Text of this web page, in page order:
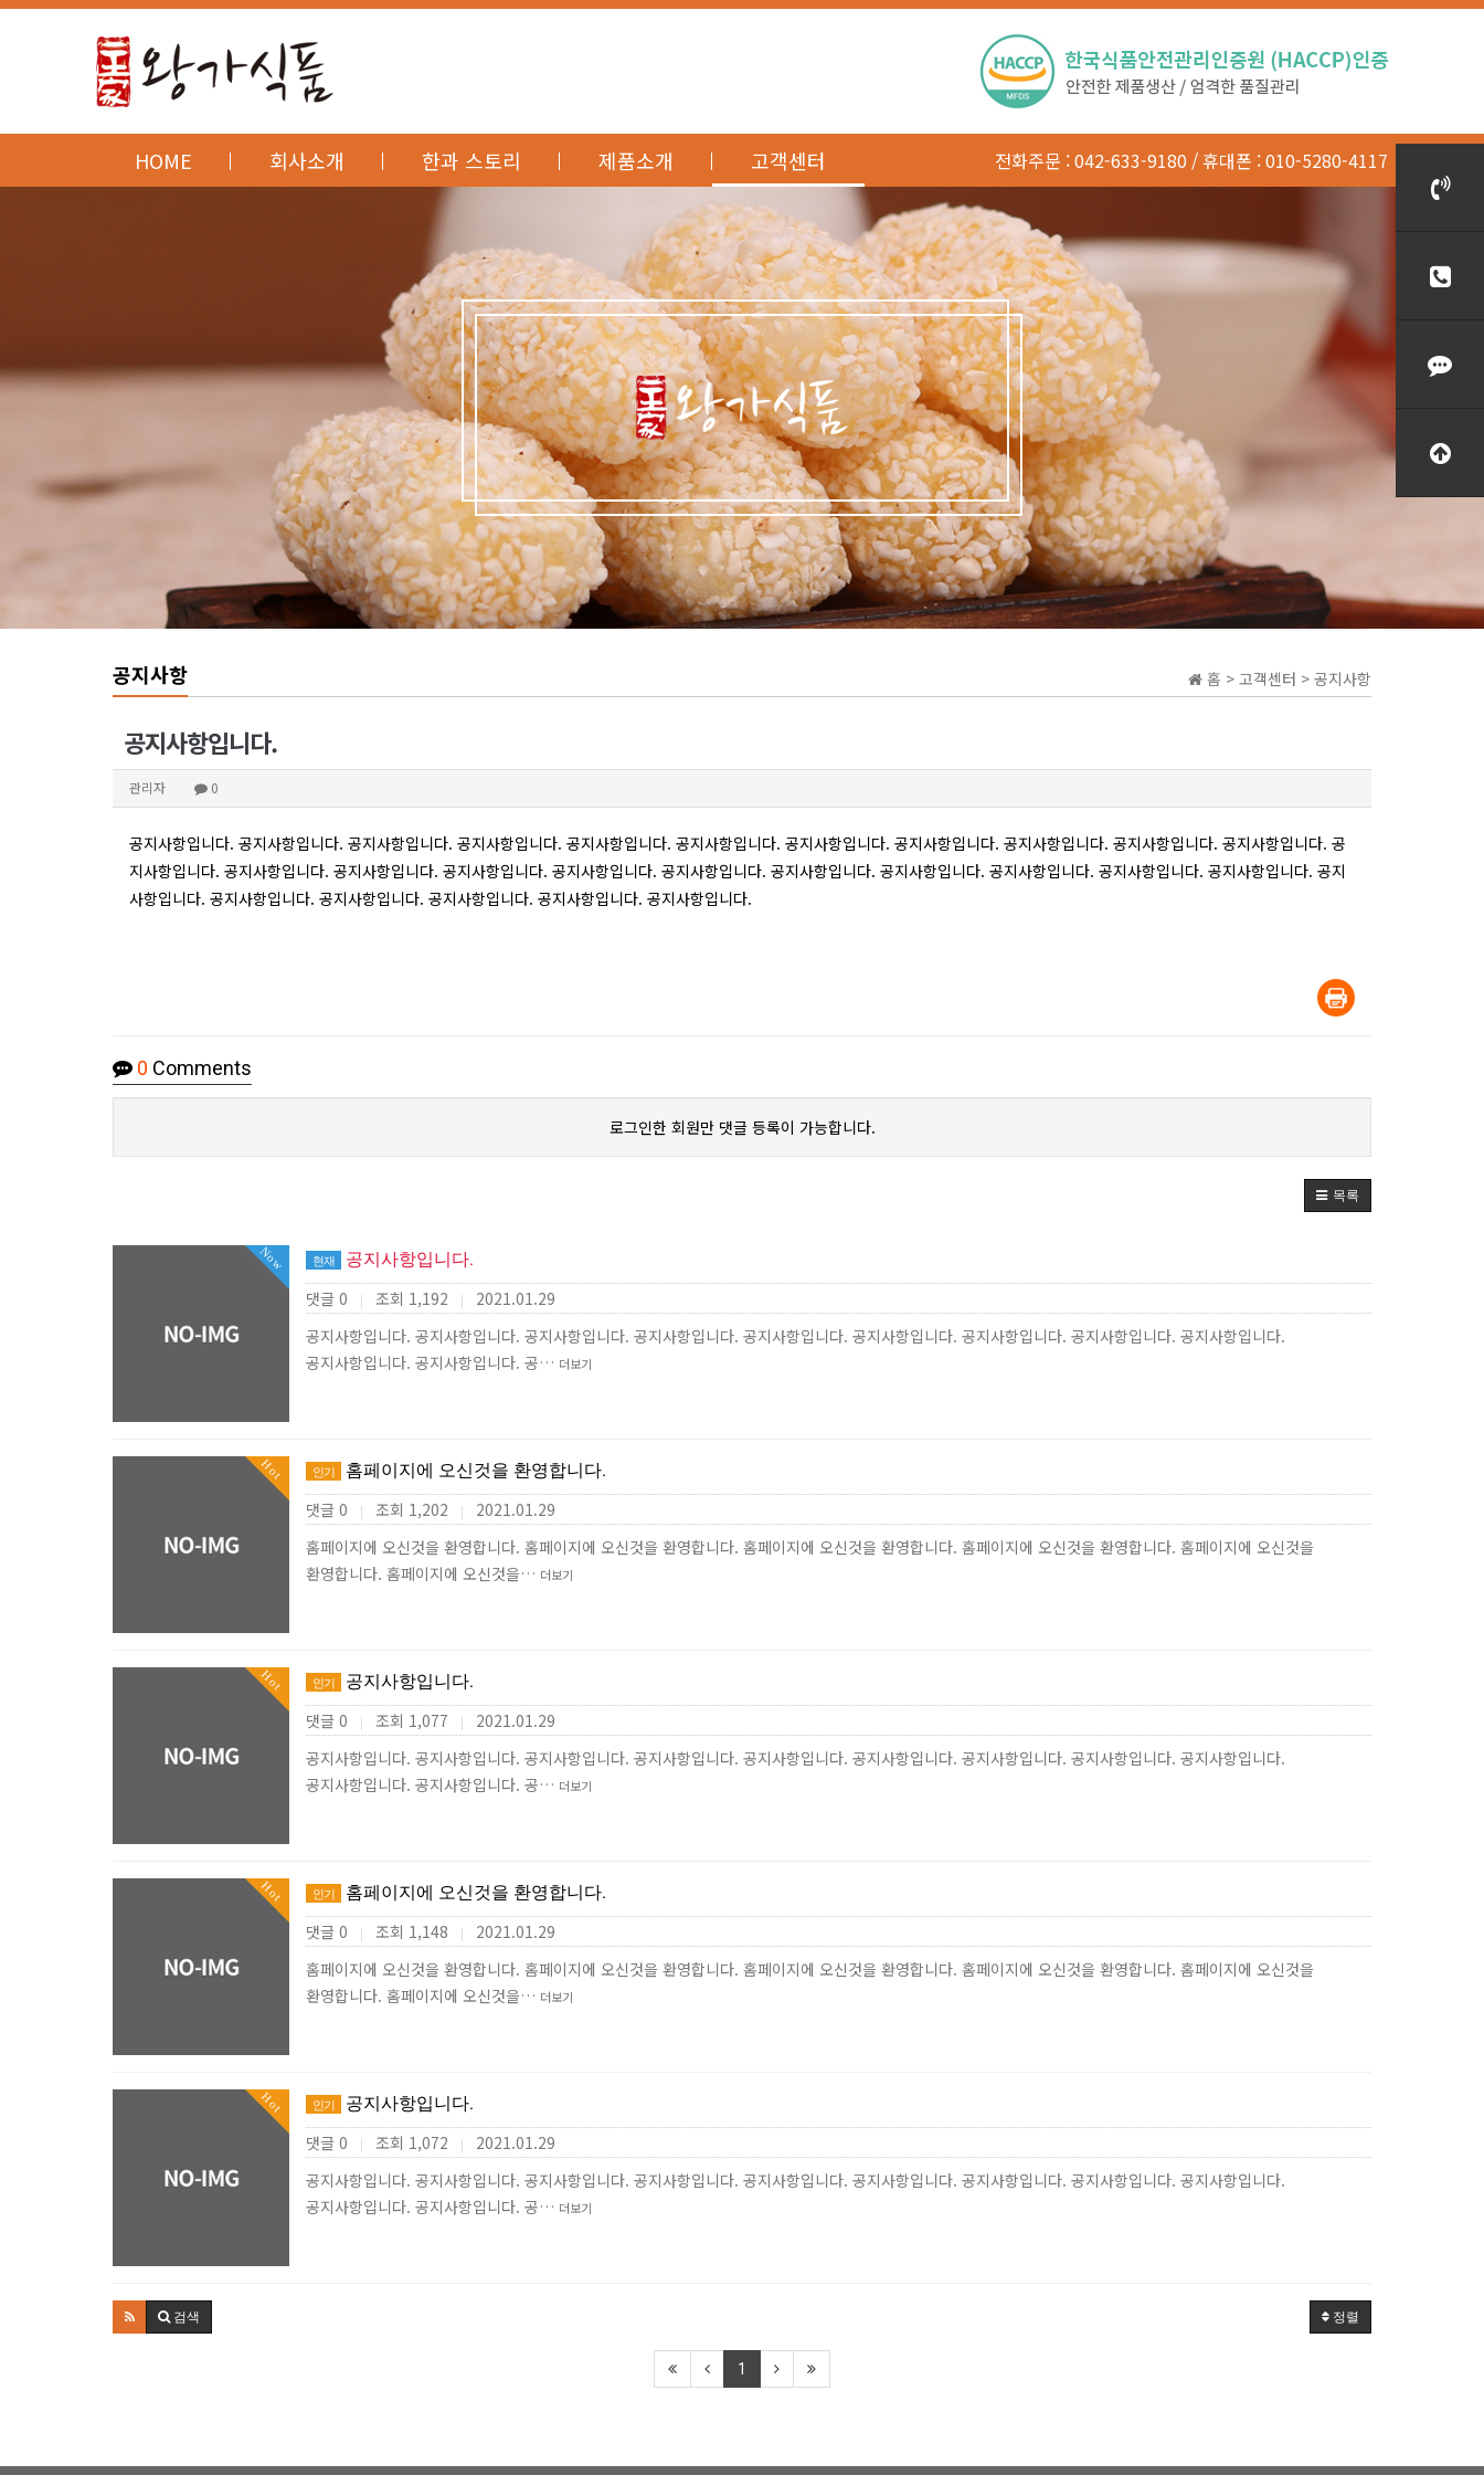
HOME 회사소개 한과 스토리 제품소개 고객센터 전화주문 : 042-633-9180 휴대폰 : 010-5280-4117
홈 > 고객센터 > 공지사항
공지사항
공지사항입니다.
관리자 0
공지사항입니다. 공지사항입니다. 공지사항입니다. 공지사항입니다. 공지사항입니다. 공지사항입니다. 공지사항입니다. 공지사항입니다. 공지사항입니다. 공지사항입니다. 공지사항입니다. 공
지사항입니다. 공지사항입니다. 공지사항입니다. 공지사항입니다. 공지사항입니다. 공지사항입니다. 공지사항입니다. 공지사항입니다. 공지사항입니다. 공지사항입니다. 공지사항입니다. 공지
사항입니다. 공지사항입니다. 공지사항입니다. 공지사항입니다. 공지사항입니다. 공지사항입니다.
0 Comments
로그인한 회원만 댓글 등록이 가능합니다.
목록
Now 현재 공지사항입니다.
댓글 0 | 조회 1,192 |
2021.01.29
공지사항입니다. 공지사항입니다. 공지사항입니다. 공지사항입니다. 공지사항입니다. 공지사항입니다. 공지사항입니다. 공지사항입니다. 공지사항입니다.
공지사항입니다. 공지사항입니다. 공… 더보기
Hot 인기 홈페이지에 오신것을 환영합니다.
댓글 0 | 조회 1,202 |
2021.01.29
홈페이지에 오신것을 환영합니다. 홈페이지에 오신것을 환영합니다. 홈페이지에 오신것을 환영합니다. 홈페이지에 오신것을 환영합니다. 홈페이지에 오신것을
환영합니다. 홈페이지에 오신것을… 더보기
Hot 인기 공지사항입니다.
댓글 0 | 조회 1,077 |
2021.01.29
공지사항입니다. 공지사항입니다. 공지사항입니다. 공지사항입니다. 공지사항입니다. 공지사항입니다. 공지사항입니다. 공지사항입니다. 공지사항입니다.
공지사항입니다. 공지사항입니다. 공… 더보기
Hot 인기 홈페이지에 오신것을 환영합니다.
댓글 0 | 조회 1,148 |
2021.01.29
홈페이지에 오신것을 환영합니다. 홈페이지에 오신것을 환영합니다. 홈페이지에 오신것을 환영합니다. 홈페이지에 오신것을 환영합니다. 홈페이지에 오신것을
환영합니다. 홈페이지에 오신것을… 더보기
Hot 인기 공지사항입니다.
댓글 0 | 조회 1,072 |
2021.01.29
공지사항입니다. 공지사항입니다. 공지사항입니다. 공지사항입니다. 공지사항입니다. 공지사항입니다. 공지사항입니다. 공지사항입니다. 공지사항입니다.
공지사항입니다. 공지사항입니다. 공… 더보기
정렬
검색
1